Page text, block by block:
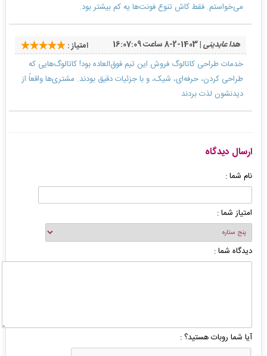
می‌خواستم. فقط کاش تنوع فونت‌ها یه کم بیشتر بود.
هدا عابدینی| 1403-2-8 ساعت 16:07:09
امتیاز :
خدمات طراحی کاتالوگ فروش این تیم فوق‌العاده بود! کاتالوگ‌هایی که
طراحی کردن، حرفه‌ای، شیک، و با جزئیات دقیق بودند. مشتری‌ها واقعاً از
دیدنشون لذت بردند
ارسال دیدگاه
نام شما :
امتیاز شما :
دیدگاه شما :
آیا شما روبات هستید؟ :